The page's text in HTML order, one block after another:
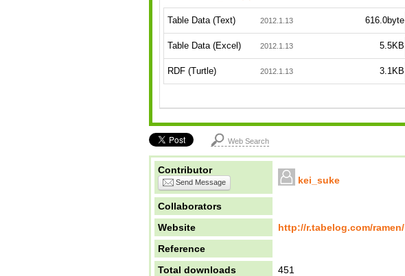
Table Data (Text) 2012.1.13 616.0byte
Table Data (Excel) 2012.1.13 5.5KB
RDF (Turtle) 2012.1.13 3.1KB
Web Search
Contributor
Send Message kei_suke
Collaborators
Website
http://r.tabelog.com/ramen/
Reference
Total downloads
451